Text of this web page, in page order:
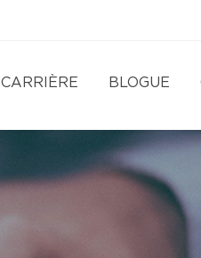
CARRIÈRE BLOGUE